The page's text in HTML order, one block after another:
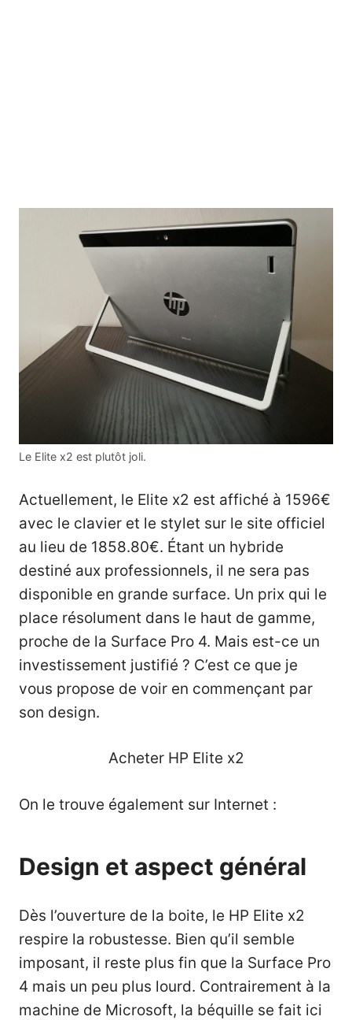
Le Elite x2 est plutôt joli.
Actuellement, le Elite x2 est affiché à 1596€
avec le clavier et le stylet sur le site officiel
au lieu de 1858.80€. Étant un hybride
destiné aux professionnels, il ne sera pas
disponible en grande surface. Un prix qui le
place résolument dans le haut de gamme,
proche de la Surface Pro 4. Mais est-ce un
investissement justifié ? C’est ce que je
vous propose de voir en commençant par
son design.
Acheter HP Elite x2
On le trouve également sur Internet :
Design et aspect général
Dès l’ouverture de la boite, le HP Elite x2
respire la robustesse. Bien qu’il semble
imposant, il reste plus fin que la Surface Pro
4 mais un peu plus lourd. Contrairement à la
machine de Microsoft, la béquille se fait ici